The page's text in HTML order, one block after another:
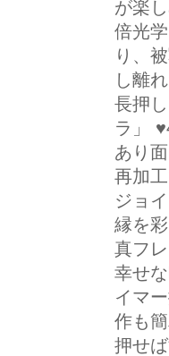
が楽
倍光
り、
し離
長押
ラ」
あり
再加
ジョ
縁を
真フ
幸せ
イマ
作も
押せ